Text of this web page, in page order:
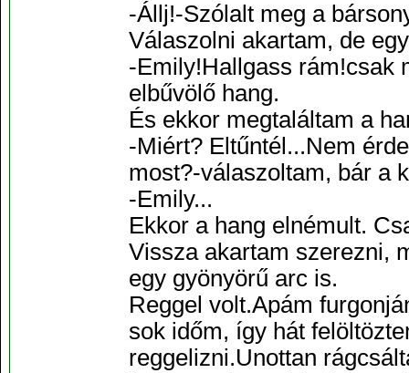
-Állj!-Szólalt meg a
Válaszolni akartam, de
-Emily!Hallgass rám!csak
elbűvölő hang.
És ekkor megtaláltam a
-Miért? Eltűntél...Nem
most?-válaszoltam, bár a
-Emily...
Ekkor a hang elnémult.
Vissza akartam szerezni,
egy gyönyörű arc is.
Reggel volt.Apám
sok időm, így hát
reggelizni.Unottan